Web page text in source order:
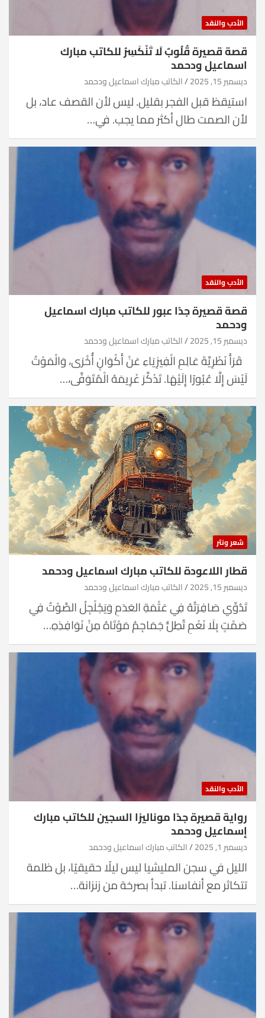
الأدب والنقد
قصة قصيرة قُلُوبٌ لَا تَنْكَسِرُ للكاتب مبارك
اسماعيل ودحمد
ديسمبر 15, 2025 الكاتب مبارك اسماعيل ودحمد
استيقظ قبل الفجر بقليل. ليس لأن القصف عاد، بل
لأن الصمت طال أكثر مما يجب. في…
الأدب والنقد
قصة قصيرة جدًا عبور للكاتب مبارك اسماعيل
ودحمد
ديسمبر 15, 2025 الكاتب مبارك اسماعيل ودحمد
قَرَأَ نَظَرِيَّةَ عَالِمِ الْفِيزِيَاءِ عَنْ أَكْوَانٍ أُخْرَى، وَالْمَوْتُ
لَيْسَ إِلَّا عُبُورًا إِلَيْهَا. تَذَكَّرَ غَرِيمَهُ الْمُتَوَفَّى،…
شعر ونثر
قطار اللاعودة للكاتب مبارك اسماعيل ودحمد
ديسمبر 15, 2025 الكاتب مبارك اسماعيل ودحمد
تَدُوِّي صَافِرَتُهُ فِي عَتْمَةِ العَدَمِ وَيَجْلْجِلُ الصَّوْتُ فِي
صَمْتٍ بِلَا نَغَمِ تُطِلُّ جَمَاجِمُ مَوْتَاهُ مِنْ نَوَافِذِهِ…
الأدب والنقد
رواية قصيرة جدًا موناليزا السجين للكاتب مبارك
إسماعيل ودحمد
ديسمبر 1, 2025 الكاتب مبارك اسماعيل ودحمد
الليل في سجن المليشيا ليس ليلًا حقيقيًا، بل ظلمة
تتكاثر مع أنفاسنا. تبدأ بصرخة من زنزانة…